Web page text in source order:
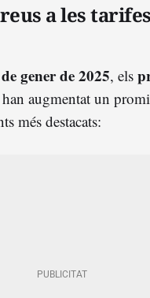
a les
gener de 2025, els
han augmentat un
més destacats: